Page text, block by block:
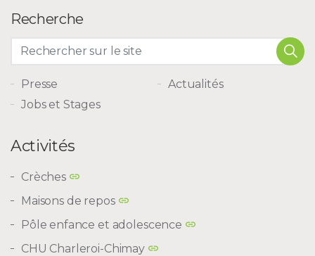
Recherche
Presse
Actualités
Jobs et Stages
Activités
Crèches
Maisons de repos
Pôle enfance et adolescence
CHU Charleroi-Chimay